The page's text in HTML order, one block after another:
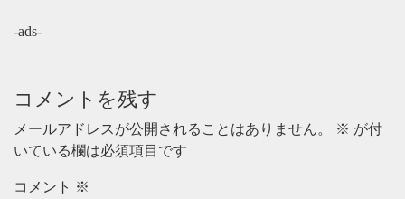
-ads-
コメントを残す
メールアドレスが公開されることはありません。 ※ が付
いている欄は必須項目です
コメント ※